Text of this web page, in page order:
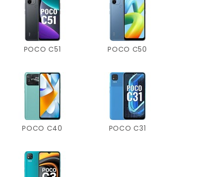
POCO C51 POCO C50
POCO C40 POCO C31